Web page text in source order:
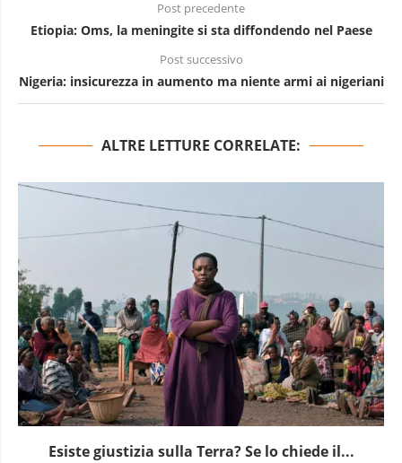
Post precedente
Etiopia: Oms, la meningite si sta diffondendo nel Paese
Post successivo
Nigeria: insicurezza in aumento ma niente armi ai nigeriani
ALTRE LETTURE CORRELATE:
Afrobrix 2026: a Brescia il festival del cinema...